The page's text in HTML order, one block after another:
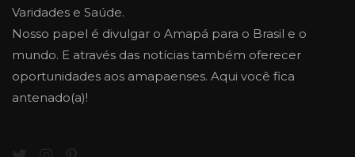
Varidades e Saúde.
Nosso papel é divulgar o Amapá para o Brasil e o
mundo. E através das notícias também oferecer
oportunidades aos amapaenses. Aqui você fica
antenado(a)!